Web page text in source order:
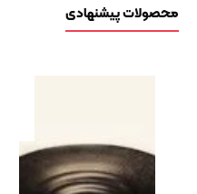
محصولات پیشنهادی